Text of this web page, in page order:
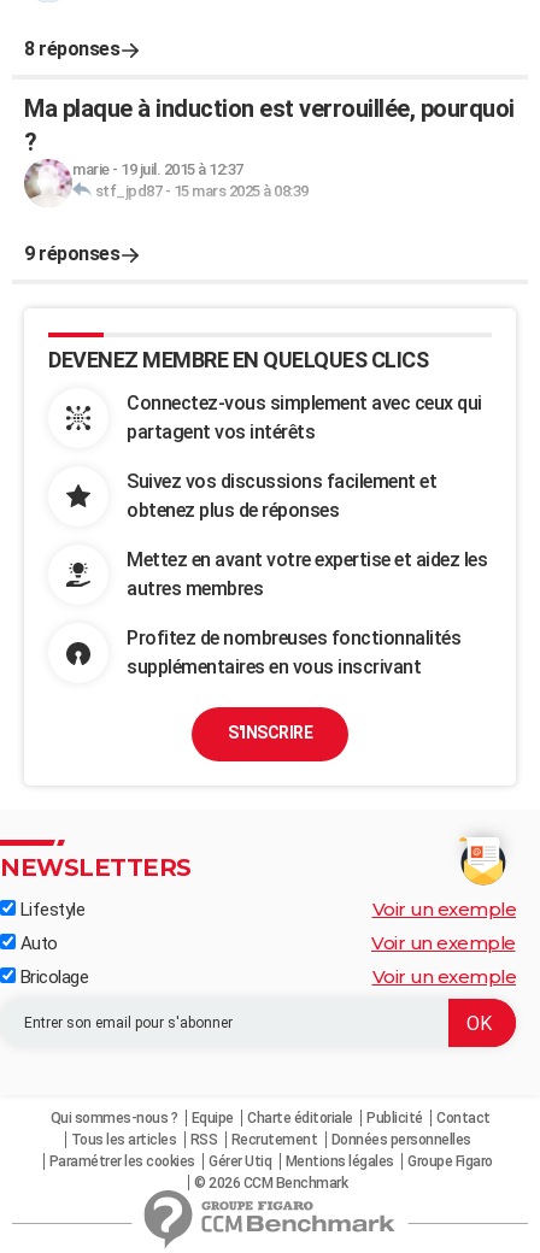
8 réponses
Ma plaque à induction est verrouillée, pourquoi
?
marie- 19 juil. 2015 à 12:37
stf_jpd87- 15 mars 2025 à 08:39
9 réponses
DEVENEZ MEMBRE EN QUELQUES CLICS
Connectez-vous simplement avec ceux qui
partagent vos intérêts
Suivez vos discussions facilement et
obtenez plus de réponses
Mettez en avant votre expertise et aidez les
autres membres
Profitez de nombreuses fonctionnalités
supplémentaires en vous inscrivant
S'INSCRIRE
NEWSLETTERS
Lifestyle Voir un exemple
Auto Voir un exemple
Bricolage Voir un exemple
Qui sommes-nous ? Equipe Charte éditoriale Publicité
Contact
Tous les articles
RSS Recrutement
Données personnelles
Paramétrer les cookies
Gérer Utiq Mentions légales
Groupe Figaro
© 2026 CCM Benchmark